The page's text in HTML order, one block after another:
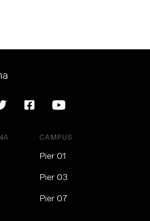
CAMPUS
Pier 01
Pier 03
Pier 07